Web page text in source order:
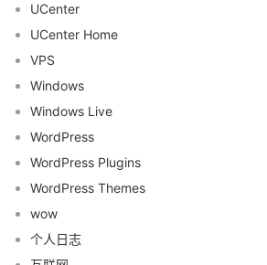
UCenter
UCenter Home
VPS
Windows
Windows Live
WordPress
WordPress Plugins
WordPress Themes
wow
个人日志